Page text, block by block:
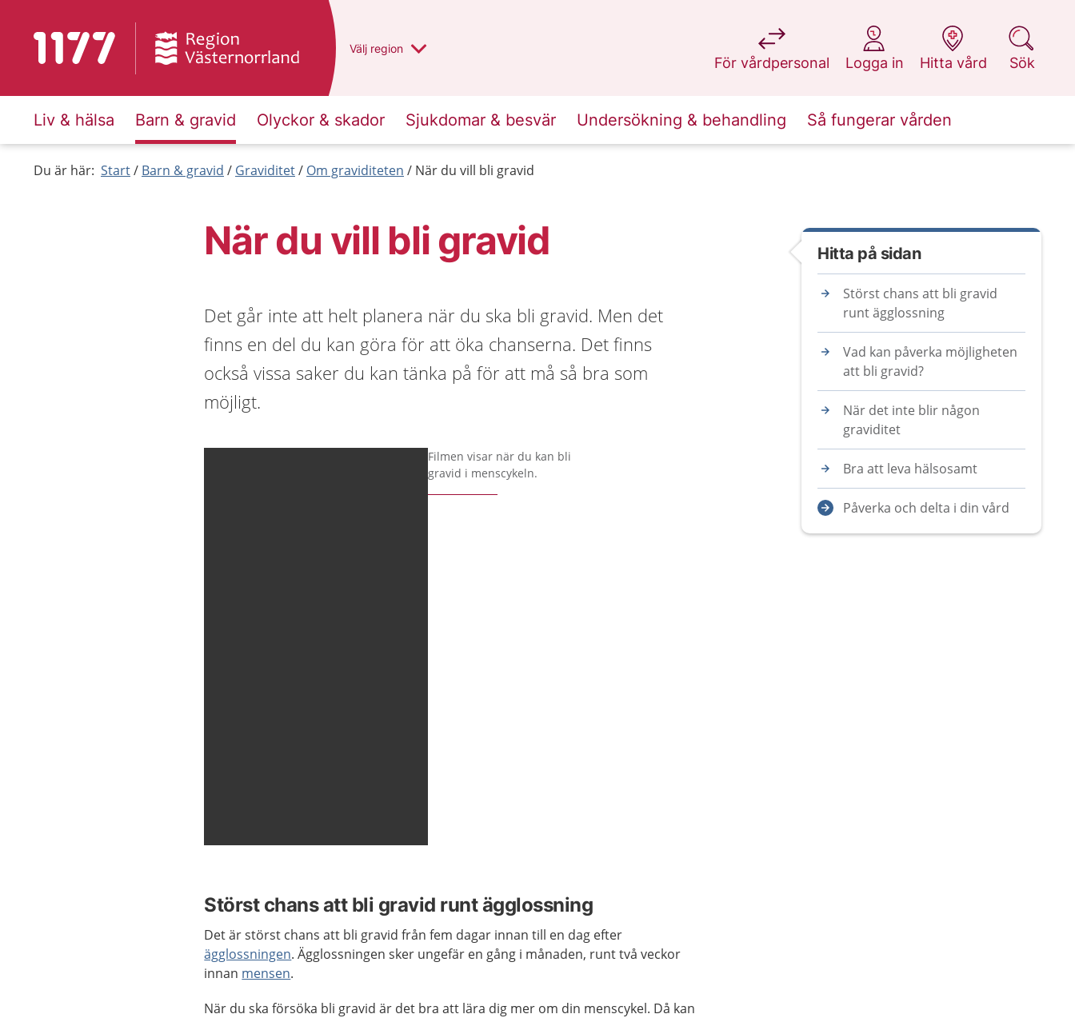
Till startsidan för 1177 Du har valt region
Välj en annan
region
För vårdpersonal
på 1177.se
Logga in
på 1177.se
Hitta vård
på 1177.se
Sök
på 1177.se
Liv & hälsa Barn & gravid Olyckor & skador Sjukdomar & besvär Undersökning & behandling Så fungerar vården
Du är här: Start Barn & gravid Graviditet Om graviditeten När du vill bli gravid
När du vill bli gravid
Det går inte att helt planera när du ska bli gravid. Men det
finns en del du kan göra för att öka chanserna. Det finns
också vissa saker du kan tänka på för att må så bra som
möjligt.
Filmen visar när du kan bli
gravid i menscykeln.
Störst chans att bli gravid runt ägglossning
Det är störst chans att bli gravid från fem dagar innan till en dag efter
ägglossningen. Ägglossningen sker ungefär en gång i månaden, runt två veckor
innan mensen.
När du ska försöka bli gravid är det bra att lära dig mer om din menscykel. Då kan
Hitta på sidan
Störst chans att bli gravid
runt ägglossning
Vad kan påverka möjligheten
att bli gravid?
När det inte blir någon
graviditet
Bra att leva hälsosamt
Påverka och delta i din vård